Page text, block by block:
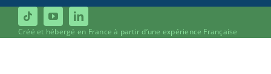
Créé et hébergé en France à partir d’une expérience Française